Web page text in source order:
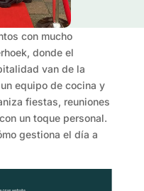
con mucho
donde el
van de la
equipo de cocina y
fiestas, reuniones
un toque personal.
gestiona el día a